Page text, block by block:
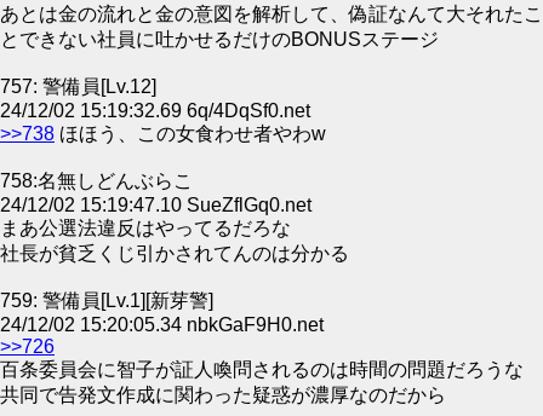
あとは金の流れと金の意図を解析して、偽証なんて大それたこ
とできない社員に吐かせるだけのBONUSステージ
757: 警備員[Lv.12]
24/12/02 15:19:32.69 6q/4DqSf0.net
>>738 ほほう、この女食わせ者やわw
758:名無しどんぶらこ
24/12/02 15:19:47.10 SueZflGq0.net
まあ公選法違反はやってるだろな
社長が貧乏くじ引かされてんのは分かる
759: 警備員[Lv.1][新芽警]
24/12/02 15:20:05.34 nbkGaF9H0.net
>>726
百条委員会に智子が証人喚問されるのは時間の問題だろうな
共同で告発文作成に関わった疑惑が濃厚なのだから